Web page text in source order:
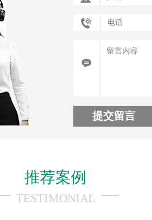
提交留言
推荐案例
TESTIMONIAL